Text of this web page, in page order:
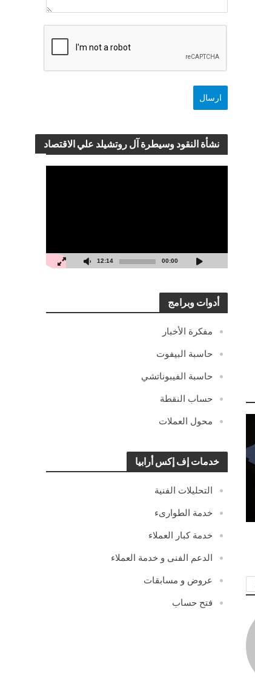
نشأة النقود وسيطرة آل روتشيلد علي الاقتصاد
00:00
12:14
أدوات وبرامج
مفكرة الأخبار
حاسبة البيفوت
حاسبة الفيبوناتشي
حساب النقطة
محول العملات
خدمات إف إكس أرابيا
التحليلات الفنية
خدمة الطوارىء
خدمة كبار العملاء
الدعم الفنى و خدمة العملاء
عروض و مسابقات
فتح حساب